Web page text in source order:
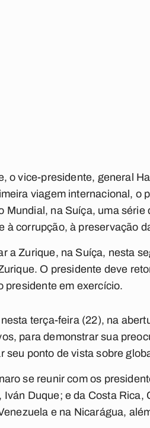
o vice-presidente, general
viagem internacional,
Mundial, na Suíça, uma
à corrupção, à preservação
a Zurique, na Suíça, nesta
O presidente deve
presidente em exercício.
terça-feira (22), na
para demonstrar sua
seu ponto de vista sobre
se reunir com os
Iván Duque; e da Costa
e na Nicarágua,